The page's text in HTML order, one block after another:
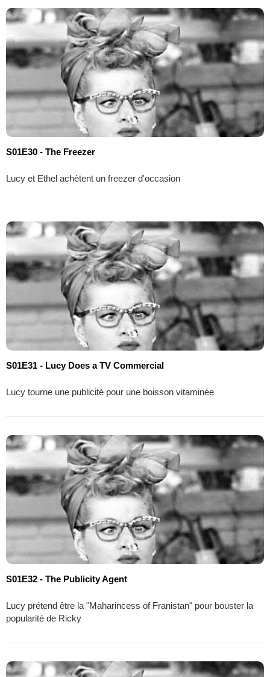
S01E30 - The Freezer
Lucy et Ethel achètent un freezer d'occasion
S01E31 - Lucy Does a TV Commercial
Lucy tourne une publicité pour une boisson vitaminée
S01E32 - The Publicity Agent
Lucy prétend être la "Maharincess of Franistan" pour bouster la
popularité de Ricky